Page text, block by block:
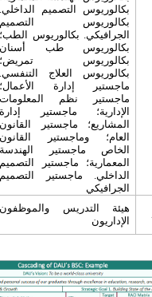
بكالوريوس التصميم الداخلي.
بكالوريوس التصميم
الجرافيكي. بكالوريوس الطب؛
بكالوريوس طب أسنان
بكالوريوس تمريض؛
بكالوريوس العلاج التنفسي.
ماجستير إدارة الأعمال؛
ماجستير نظم المعلومات
الإدارية؛ ماجستير إدارة
المشاريع؛ ماجستير القانون
العام؛ وماجستير القانون
الخاص ماجستير الهندسة
المعمارية؛ ماجستير التصميم
الداخلي. ماجستير التصميم
الجرافيكي
هيئة التدريس والموظفون
الإداريون